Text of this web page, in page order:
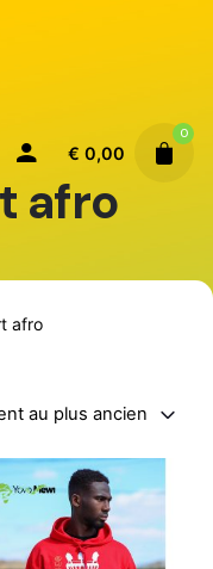
€ 0,00
0
afro
afro
au plus ancien